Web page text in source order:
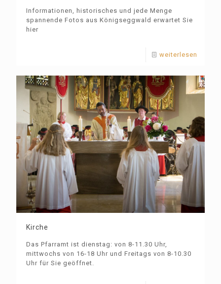
Informationen, historisches und jede Menge
spannende Fotos aus Königseggwald erwartet Sie
hier
weiterlesen
Kirche
Das Pfarramt ist dienstag: von 8-11.30 Uhr,
mittwochs von 16-18 Uhr und Freitags von 8-10.30
Uhr für Sie geöffnet.